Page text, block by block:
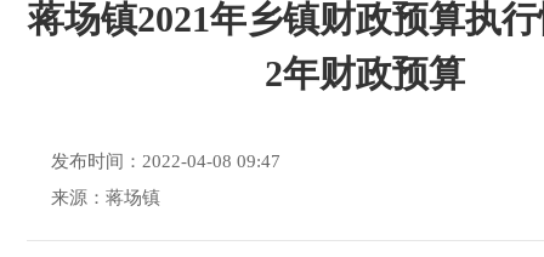
蒋场镇2021年乡镇财政预算执
2年财政预算
发布时间：2022-04-08 09:47
来源：蒋场镇